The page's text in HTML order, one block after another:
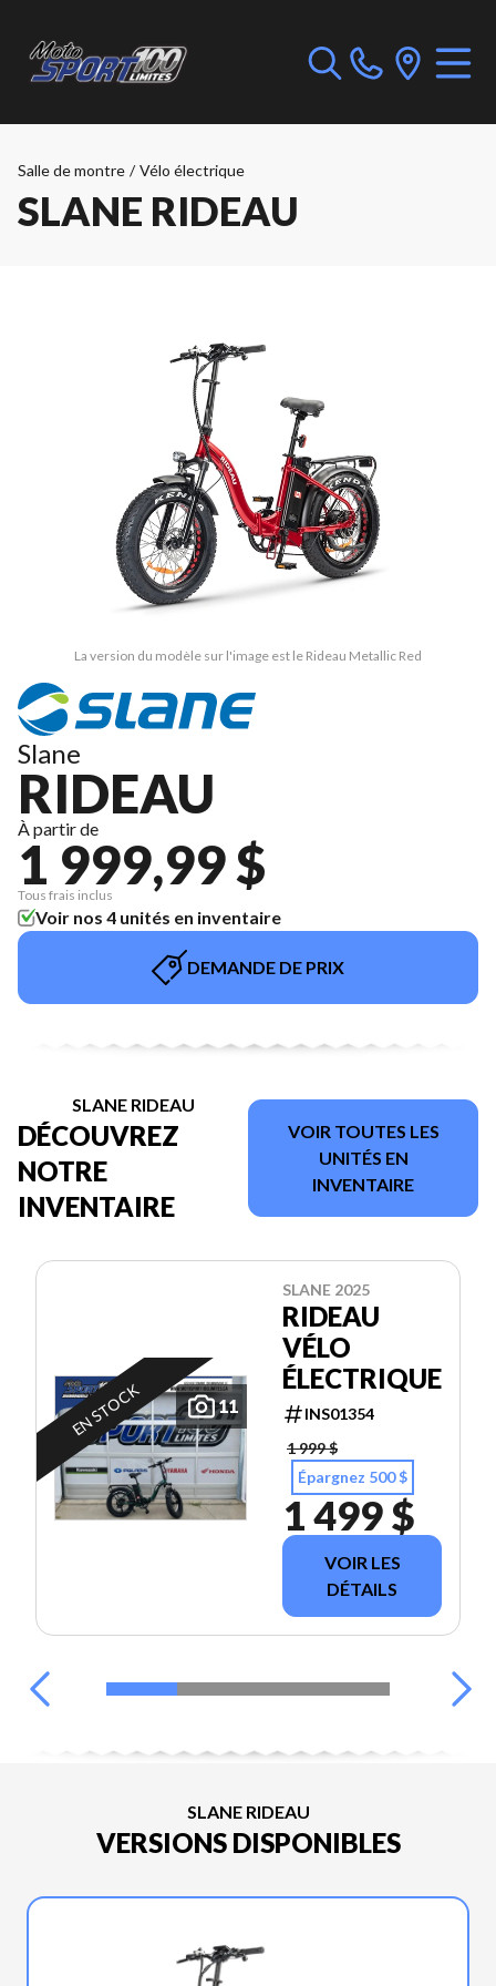
Salle de montre / Vélo électrique
SLANE RIDEAU
La version du modèle sur l'image est le Rideau Metallic Red
Slane
RIDEAU
À partir de
1 999,99 $
Tous frais inclus
Voir nos 4 unités en inventaire
DEMANDE DE PRIX
SLANE RIDEAU
DÉCOUVREZ
NOTRE
INVENTAIRE
VOIR TOUTES LES
UNITÉS EN
INVENTAIRE
11
EN STOCK
SLANE 2025
RIDEAU
VÉLO
ÉLECTRIQUE
INS01354
1 999 $
Épargnez 500 $
1 499 $
VOIR LES
DÉTAILS
SLANE RIDEAU
VERSIONS DISPONIBLES